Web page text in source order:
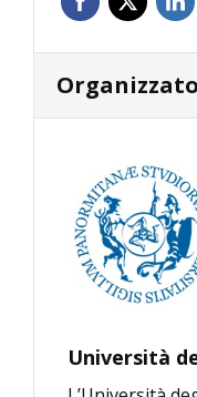
Università